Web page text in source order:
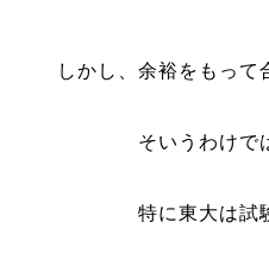
しかし、余裕をもって
そいうわけで
特に東大は試